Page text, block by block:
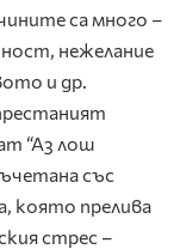
са много –
нежелание
и др.
“Аз лош
със
която прелива
стрес –